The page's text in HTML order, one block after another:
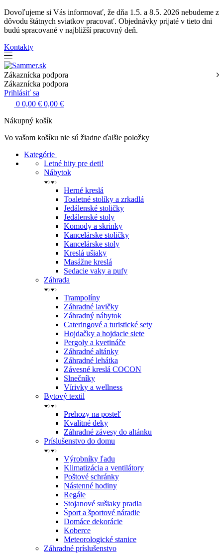
Dovoľujeme si Vás informovať, že dňa 1.5. a 8.5. 2026 nebudeme z
dôvodu štátnych sviatkov pracovať. Objednávky prijaté v tieto dni
budú spracované v najbližší pracovný deň.
Kontakty
Zákaznícka podpora
Zákaznícka podpora
Prihlásiť sa
0 0,00 € 0,00 €
Nákupný košík
Vo vašom košíku nie sú žiadne ďalšie položky
Kategórie
Letné hity pre deti!
Nábytok
Herné kreslá
Toaletné stolíky a zrkadlá
Jedálenské stoličky
Jedálenské stoly
Komody a skrinky
Kancelárske stoličky
Kancelárske stoly
Kreslá ušiaky
Masážne kreslá
Sedacie vaky a pufy
Záhrada
Trampolíny
Záhradné lavičky
Záhradný nábytok
Cateringové a turistické sety
Hojdačky a hojdacie siete
Pergoly a kvetináče
Záhradné altánky
Záhradné lehátka
Závesné kreslá COCON
Slnečníky
Vírivky a wellness
Bytový textil
Prehozy na posteľ
Kvalitné deky
Záhradné závesy do altánku
Príslušenstvo do domu
Výrobníky ľadu
Klimatizácia a ventilátory
Poštové schránky
Nástenné hodiny
Regále
Stojanové sušiaky pradla
Šport a športové náradie
Domáce dekorácie
Koberce
Meteorologické stanice
Záhradné príslušenstvo